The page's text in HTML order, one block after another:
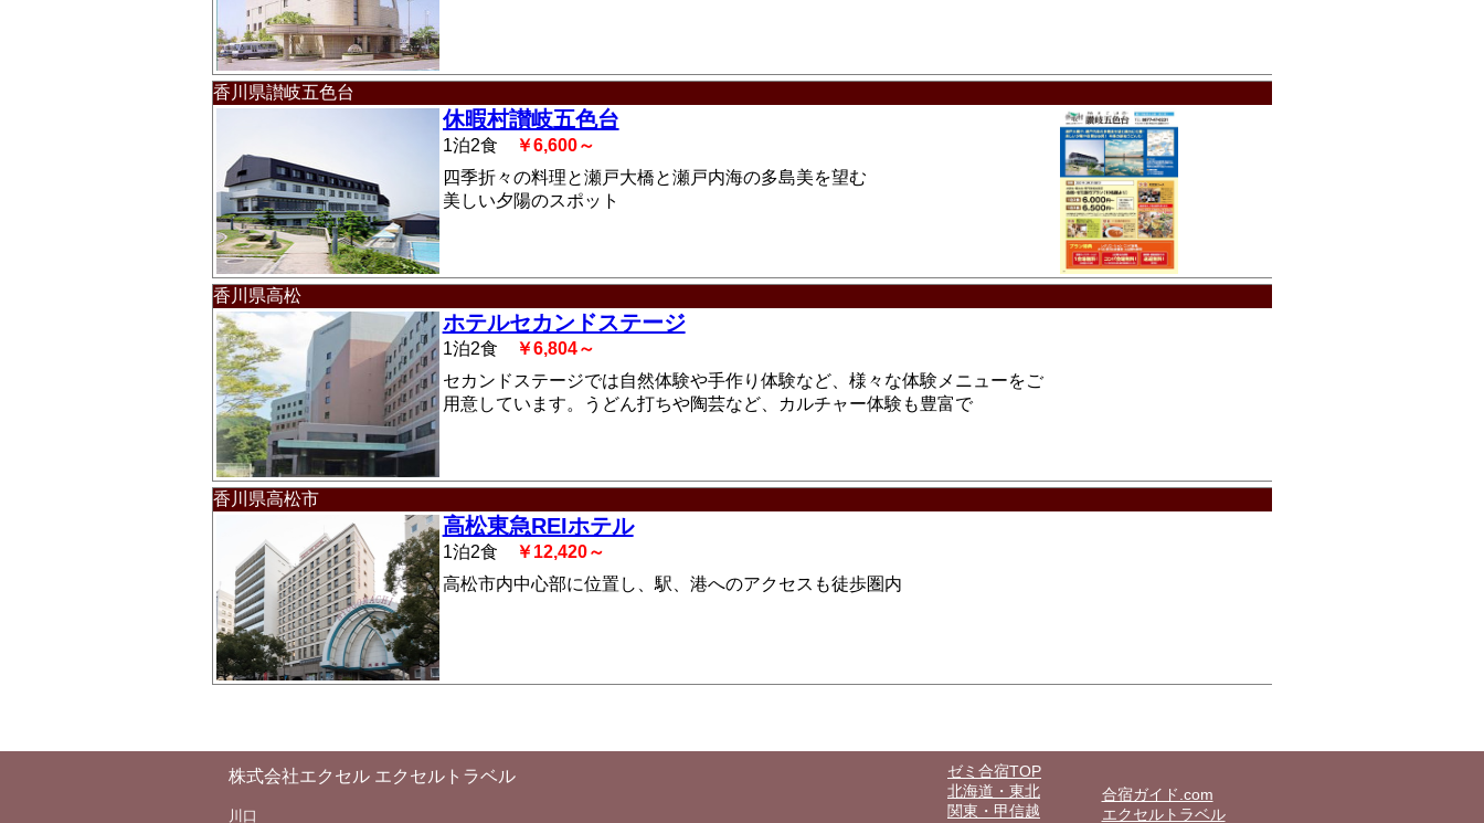
香川県讃岐五色台
休暇村讃岐五色台
1泊2食
￥6,600～
四季折々の料理と瀬戸大橋と瀬戸内海の多島美を望む
美しい夕陽のスポット
香川県高松
ホテルセカンドステージ
1泊2食
￥6,804～
セカンドステージでは自然体験や手作り体験など、様々な体験メニューをご
用意しています。うどん打ちや陶芸など、カルチャー体験も豊富で
香川県高松市
高松東急REIホテル
1泊2食
￥12,420～
高松市内中心部に位置し、駅、港へのアクセスも徒歩圏内
株式会社エクセル エクセルトラベル
川口
ゼミ合宿TOP
北海道・東北
関東・甲信越
合宿ガイド.com
エクセルトラベル